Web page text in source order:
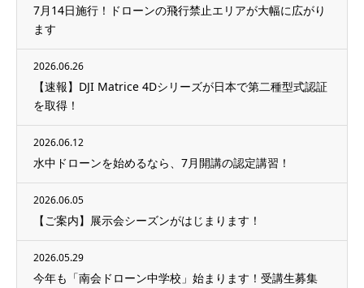
7月14日施行！ドローンの飛行禁止エリアが大幅に広がり
ます
2026.06.26
【速報】DJI Matrice 4Dシリーズが日本で第二種型式認証
を取得！
2026.06.12
水中ドローンを始めるなら、7月開講の認定講習！
2026.06.05
【ご案内】展示会シーズンがはじまります！
2026.05.29
今年も「南会ドローン中学校」始まります！受講生募集